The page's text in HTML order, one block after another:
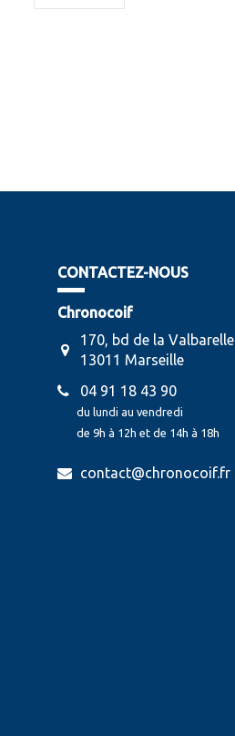
CONTACTEZ-NOUS
Chronocoif
170, bd de la Valbarelle
13011 Marseille
04 91 18 43 90
du lundi au vendredi
de 9h à 12h et de 14h à 18h
contact@chronocoif.fr